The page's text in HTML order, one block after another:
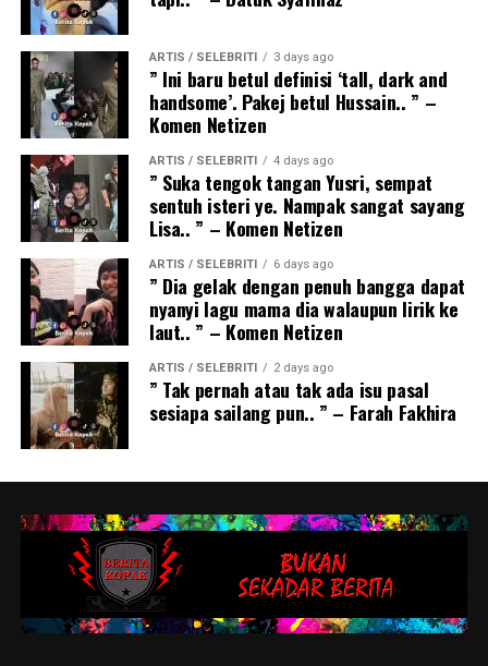
ARTIS / SELEBRITI 3 days ago
” Ini baru betul definisi ‘tall, dark and
handsome’. Pakej betul Hussain.. ” –
Komen Netizen
ARTIS / SELEBRITI 4 days ago
” Suka tengok tangan Yusri, sempat
sentuh isteri ye. Nampak sangat sayang
Lisa.. ” – Komen Netizen
ARTIS / SELEBRITI 6 days ago
” Dia gelak dengan penuh bangga dapat
nyanyi lagu mama dia walaupun lirik ke
laut.. ” – Komen Netizen
ARTIS / SELEBRITI 2 days ago
” Tak pernah atau tak ada isu pasal
sesiapa sailang pun.. ” – Farah Fakhira